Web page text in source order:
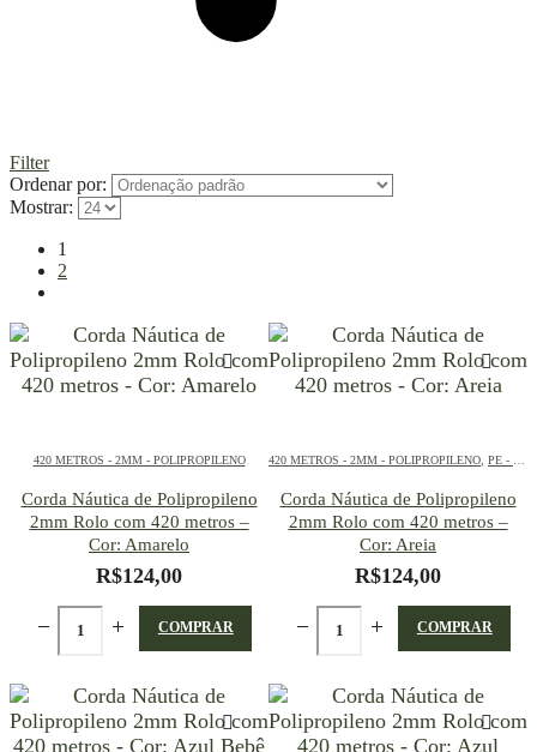
Filter
Ordenar por:
Mostrar:
1
2
420 METROS - 2MM - POLIPROPILENO
Corda Náutica de Polipropileno
2mm Rolo com 420 metros –
Cor: Amarelo
R$124,00
COMPRAR
420 METROS - 2MM - POLIPROPILENO PE - 2MM - POLIPROPILENO - 420 METROS
Corda Náutica de Polipropileno
2mm Rolo com 420 metros –
Cor: Areia
R$124,00
COMPRAR